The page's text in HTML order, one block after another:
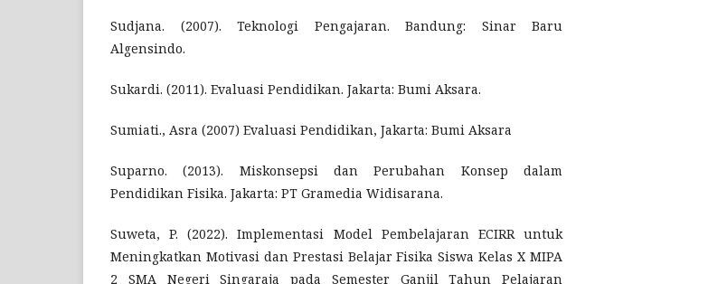
Sudjana. (2007). Teknologi Pengajaran. Bandung: Sinar Baru
Algensindo.
Sukardi. (2011). Evaluasi Pendidikan. Jakarta: Bumi Aksara.
Sumiati., Asra (2007) Evaluasi Pendidikan, Jakarta: Bumi Aksara
Suparno. (2013). Miskonsepsi dan Perubahan Konsep dalam
Pendidikan Fisika. Jakarta: PT Gramedia Widisarana.
Suweta, P. (2022). Implementasi Model Pembelajaran ECIRR untuk
Meningkatkan Motivasi dan Prestasi Belajar Fisika Siswa Kelas X MIPA
2 SMA Negeri Singaraja pada Semester Ganjil Tahun Pelajaran